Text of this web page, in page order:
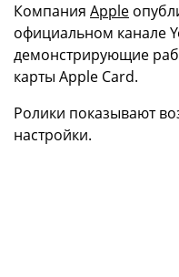
Компания Apple
официальном канале
демонстрирующие
карты Apple Card.
Ролики показывают
настройки.